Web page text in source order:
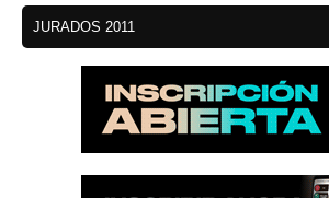
JURADOS 2011